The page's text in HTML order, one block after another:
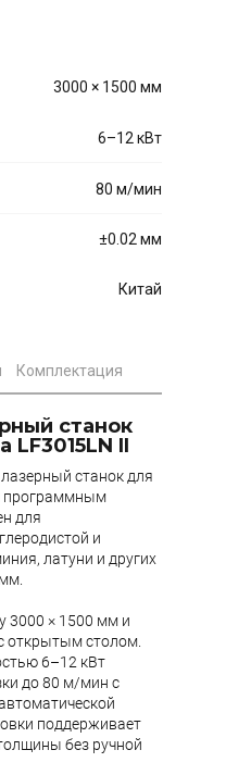
3000 × 1500 мм
6–12 кВт
80 м/мин
±0.02 мм
Китай
Комплектация
станок
LF3015LN II
станок для
программным
для
и
латуни и других
3000 × 1500 мм и
открытым столом.
6–12 кВт
до 80 м/мин с
поддерживает
без ручной